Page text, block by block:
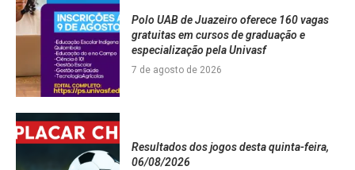
Polo UAB de Juazeiro oferece 160 vagas
gratuitas em cursos de graduação e
especialização pela Univasf
7 de agosto de 2026
Resultados dos jogos desta quinta-feira,
06/08/2026